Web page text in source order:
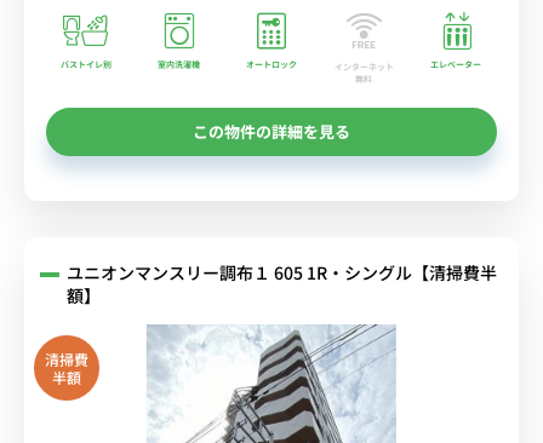
バストイレ別 室内洗濯機 オートロック
インターネット
無料
エレベーター
この物件の詳細を見る
ユニオンマンスリー調布１ 605 1R・シングル【清掃費半
額】
清掃費
半額